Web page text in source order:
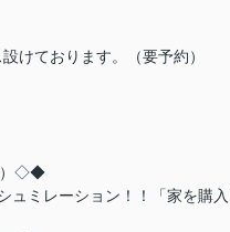
らもOK♪
けております。（要予約）
）◇◆
ュミレーション！！「家を購